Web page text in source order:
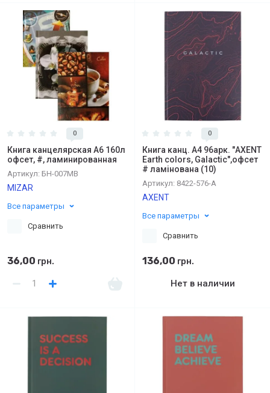
0
Книга канцелярская А6 160л
офсет, #, ламинированная
Артикул: БН-007МВ
MIZAR
Все параметры
Сравнить
36,00 грн.
0
Книга канц. А4 96арк. "AXENT
Earth colors, Galactic",офсет
# ламінована (10)
Артикул: 8422-576-A
AXENT
Все параметры
Сравнить
136,00 грн.
Нет в наличии